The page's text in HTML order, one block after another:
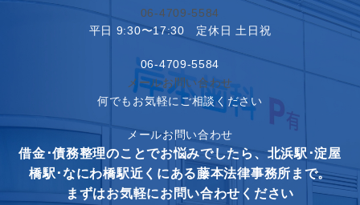
06-4709-5584
平日 9:30〜17:30 定休日 土日祝
06-4709-5584
メールお問い合わせ
何でもお気軽にご相談ください
メールお問い合わせ
借金･債務整理のことでお悩みでしたら、北浜駅･淀屋
橋駅･なにわ橋駅近くにある藤本法律事務所まで。
まずはお気軽にお問い合わせください